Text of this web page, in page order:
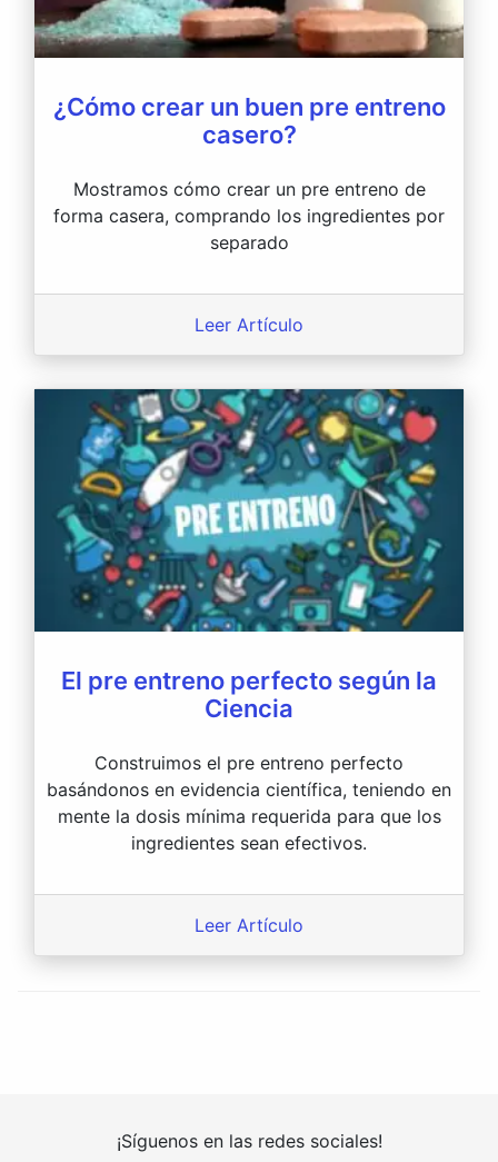
¿Cómo crear un buen pre entreno
casero?
Mostramos cómo crear un pre entreno de
forma casera, comprando los ingredientes por
separado
Leer Artículo
El pre entreno perfecto según la
Ciencia
Construimos el pre entreno perfecto
basándonos en evidencia científica, teniendo en
mente la dosis mínima requerida para que los
ingredientes sean efectivos.
Leer Artículo
¡Síguenos en las redes sociales!